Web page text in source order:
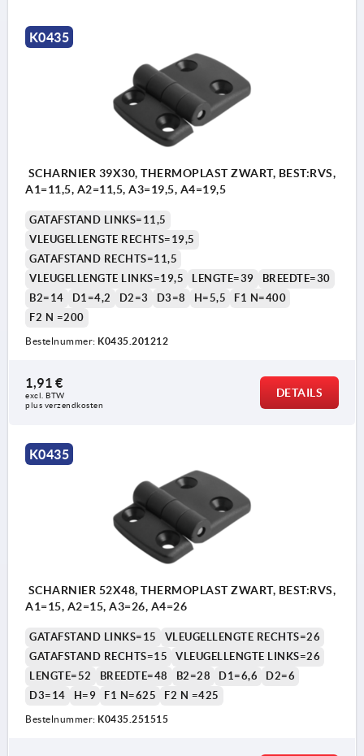
K0435
SCHARNIER 39X30, THERMOPLAST ZWART, BEST:RVS,
A1=11,5, A2=11,5, A3=19,5, A4=19,5
GATAFSTAND LINKS=11,5
VLEUGELLENGTE RECHTS=19,5
GATAFSTAND RECHTS=11,5
VLEUGELLENGTE LINKS=19,5
LENGTE=39
BREEDTE=30
B2=14
D1=4,2 D2=3 D3=8 H=5,5
F1 N=400
F2 N =200
Bestelnummer: K0435.201212
1,91 €
excl. BTW
plus verzendkosten
DETAILS
K0435
SCHARNIER 52X48, THERMOPLAST ZWART, BEST:RVS,
A1=15, A2=15, A3=26, A4=26
GATAFSTAND LINKS=15
VLEUGELLENGTE RECHTS=26
GATAFSTAND RECHTS=15
VLEUGELLENGTE LINKS=26
LENGTE=52
BREEDTE=48 B2=28 D1=6,6
D2=6
D3=14
H=9 F1 N=625 F2 N =425
Bestelnummer: K0435.251515